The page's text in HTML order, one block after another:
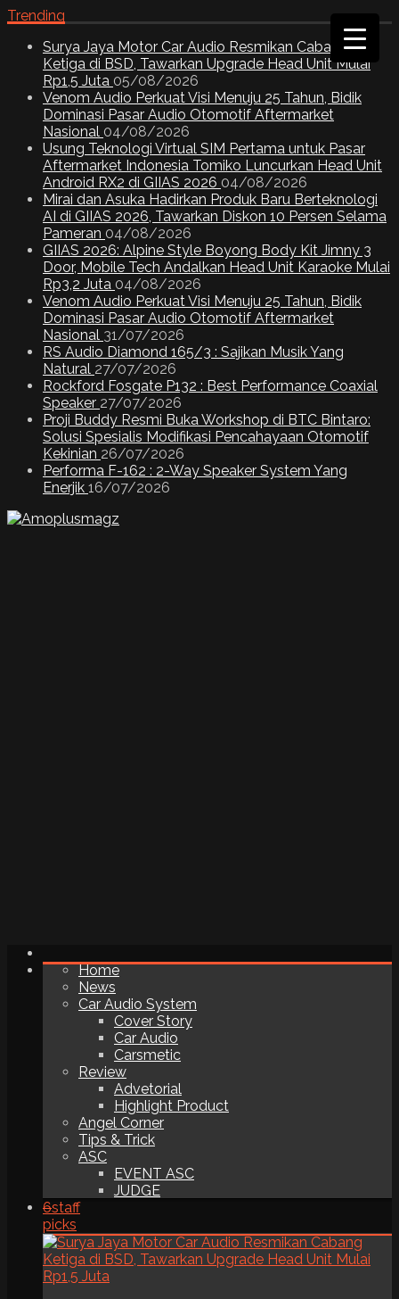
Trending
Surya Jaya Motor Car Audio Resmikan Cabang
Ketiga di BSD, Tawarkan Upgrade Head Unit Mulai
Rp1,5 Juta 05/08/2026
Venom Audio Perkuat Visi Menuju 25 Tahun, Bidik
Dominasi Pasar Audio Otomotif Aftermarket
Nasional 04/08/2026
Usung Teknologi Virtual SIM Pertama untuk Pasar
Aftermarket Indonesia Tomiko Luncurkan Head Unit
Android RX2 di GIIAS 2026 04/08/2026
Mirai dan Asuka Hadirkan Produk Baru Berteknologi
AI di GIIAS 2026, Tawarkan Diskon 10 Persen Selama
Pameran 04/08/2026
GIIAS 2026: Alpine Style Boyong Body Kit Jimny 3
Door, Mobile Tech Andalkan Head Unit Karaoke Mulai
Rp3,2 Juta 04/08/2026
Venom Audio Perkuat Visi Menuju 25 Tahun, Bidik
Dominasi Pasar Audio Otomotif Aftermarket
Nasional 31/07/2026
RS Audio Diamond 165/3 : Sajikan Musik Yang
Natural 27/07/2026
Rockford Fosgate P132 : Best Performance Coaxial
Speaker 27/07/2026
Proji Buddy Resmi Buka Workshop di BTC Bintaro:
Solusi Spesialis Modifikasi Pencahayaan Otomotif
Kekinian 26/07/2026
Performa F-162 : 2-Way Speaker System Yang
Enerjik 16/07/2026
Home
News
Car Audio System
Cover Story
Car Audio
Carsmetic
Review
Advetorial
Highlight Product
Angel Corner
Tips & Trick
ASC
EVENT ASC
JUDGE
6staff
picks